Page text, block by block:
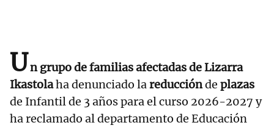
Un grupo de familias afectadas de Lizarra
Ikastolaha denunciado lareducciónde plazas
de Infantil de 3 años para el curso 2026-2027 y
ha reclamado al departamento de Educación